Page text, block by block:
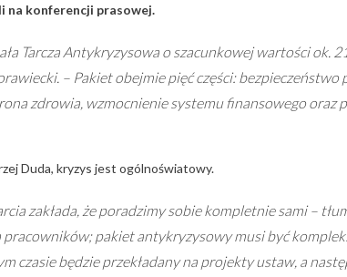
na konferencji prasowej.
Tarcza Antykryzysowa o szacunkowej wartości ok.
– Pakiet obejmie pięć części:
zdrowia, wzmocnienie systemu finansowego oraz
Duda, kryzys jest ogólnoświatowy.
zakłada, że poradzimy sobie kompletnie sami –
pakiet antykryzysowy musi być
czasie będzie przekładany na projekty ustaw, a